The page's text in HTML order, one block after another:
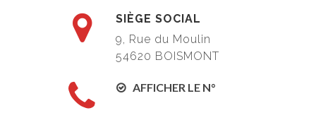
SIÈGE SOCIAL
9, Rue du Moulin
54620 BOISMONT
AFFICHER LE N°